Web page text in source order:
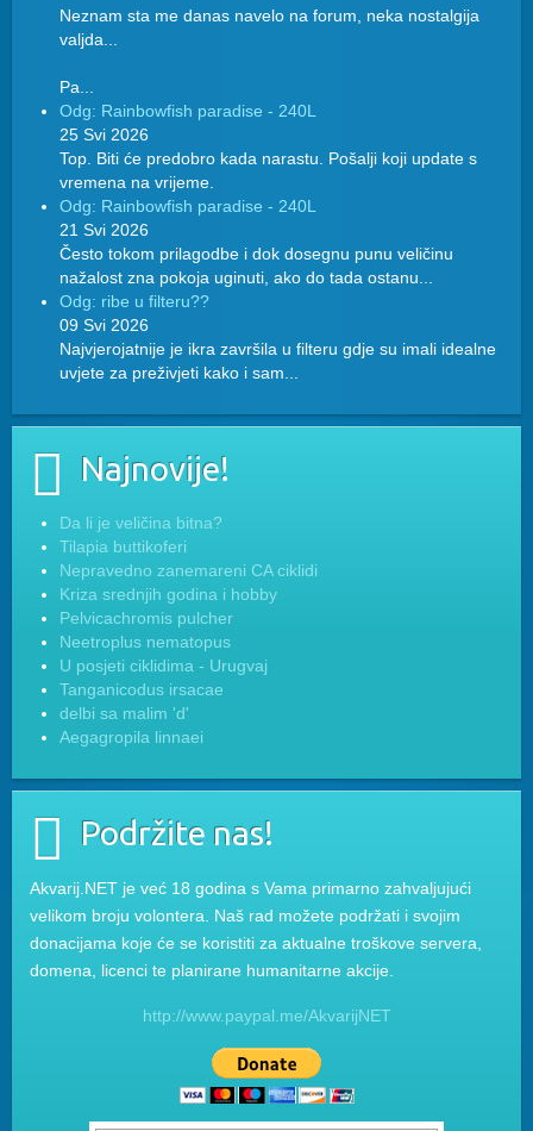
Neznam sta me danas navelo na forum, neka nostalgija
valjda...
Pa...
Odg: Rainbowfish paradise - 240L
25 Svi 2026
Top. Biti će predobro kada narastu. Pošalji koji update s
vremena na vrijeme.
Odg: Rainbowfish paradise - 240L
21 Svi 2026
Često tokom prilagodbe i dok dosegnu punu veličinu
nažalost zna pokoja uginuti, ako do tada ostanu...
Odg: ribe u filteru??
09 Svi 2026
Najvjerojatnije je ikra završila u filteru gdje su imali idealne
uvjete za preživjeti kako i sam...
Najnovije!
Da li je veličina bitna?
Tilapia buttikoferi
Nepravedno zanemareni CA ciklidi
Kriza srednjih godina i hobby
Pelvicachromis pulcher
Neetroplus nematopus
U posjeti ciklidima - Urugvaj
Tanganicodus irsacae
delbi sa malim 'd'
Aegagropila linnaei
Podržite nas!
Akvarij.NET je već 18 godina s Vama primarno zahvaljujući
velikom broju volontera. Naš rad možete podržati i svojim
donacijama koje će se koristiti za aktualne troškove servera,
domena, licenci te planirane humanitarne akcije.
http://www.paypal.me/AkvarijNET